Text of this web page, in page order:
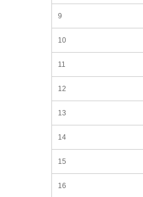
9
10
11
12
13
14
15
16